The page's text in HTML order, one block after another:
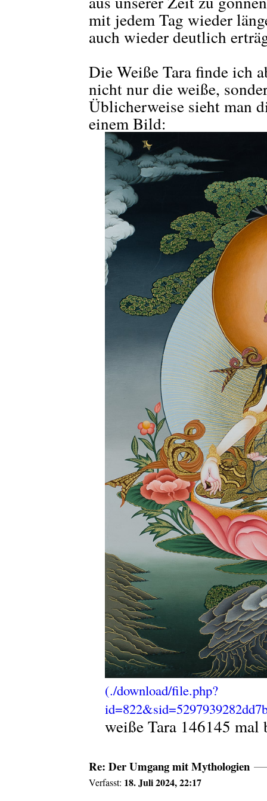
mit jedem Tag wieder
auch wieder deutlich
Die Weiße Tara finde ich
nicht nur die weiße,
Üblicherweise sieht man
einem Bild:
weiße Tara 146145 mal
Re: Der Umgang mit Mythologien
Verfasst: 18. Juli 2024, 22:17